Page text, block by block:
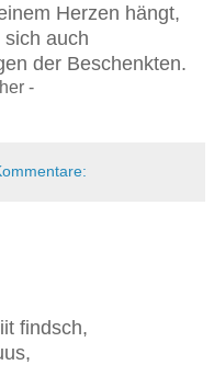
Herzen hängt,
auch
der Beschenkten.
-
findsch,